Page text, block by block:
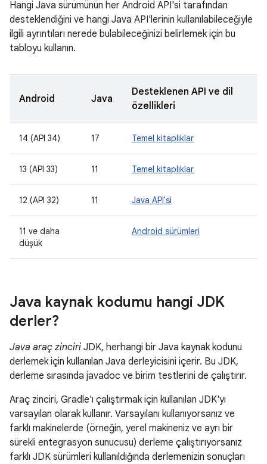
Hangi Java sürümünün her Android API'si tarafından
desteklendiğini ve hangi Java API'lerinin kullanılabileceğiyle
ilgili ayrıntıları nerede bulabileceğinizi belirlemek için bu
tabloyu kullanın.
Android Java
Desteklenen API ve dil
özellikleri
14 (API 34) 17 Temel kitaplıklar
13 (API 33) 11 Temel kitaplıklar
12 (API 32) 11 Java API'si
11 ve daha
düşük
Android sürümleri
Java kaynak kodumu hangi JDK
derler?
Java araç zinciri JDK, herhangi bir Java kaynak kodunu
derlemek için kullanılan Java derleyicisini içerir. Bu JDK,
derleme sırasında javadoc ve birim testlerini de çalıştırır.
Araç zinciri, Gradle'ı çalıştırmak için kullanılan JDK'yı
varsayılan olarak kullanır. Varsayılanı kullanıyorsanız ve
farklı makinelerde (örneğin, yerel makineniz ve ayrı bir
sürekli entegrasyon sunucusu) derleme çalıştırıyorsanız
farklı JDK sürümleri kullanıldığında derlemenizin sonuçları